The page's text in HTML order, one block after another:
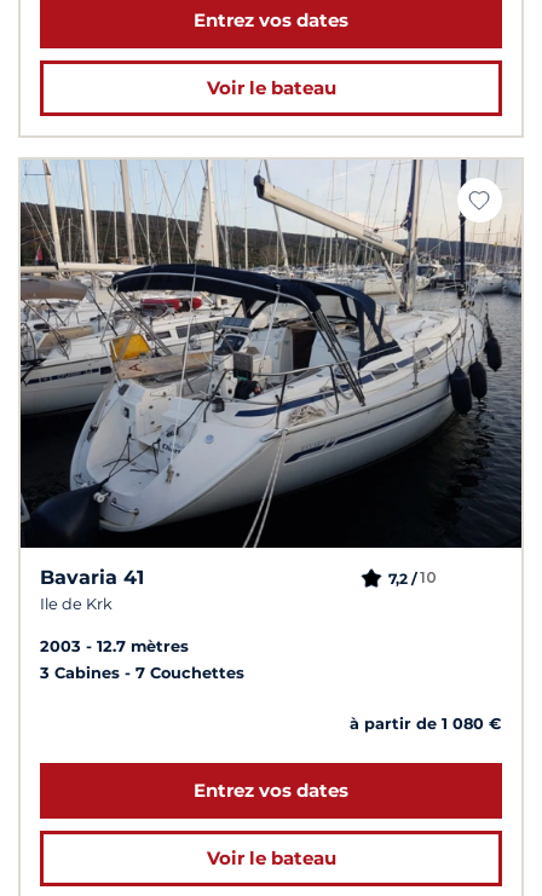
Entrez vos dates
Voir le bateau
Bavaria 41
Ile de Krk
7,2 /10
2003
12.7 mètres
3 Cabines
7 Couchettes
à partir de 1 080 €
Entrez vos dates
Voir le bateau